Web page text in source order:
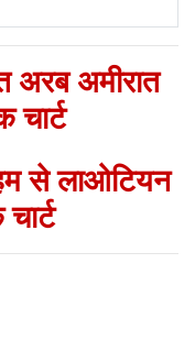
अमीरात
चार्ट
से लाओटियन